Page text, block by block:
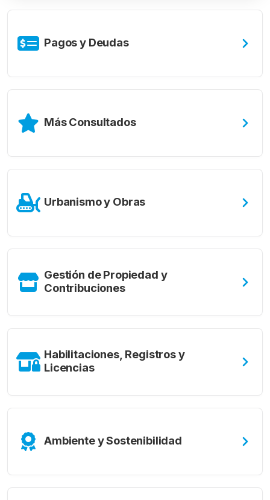
Pagos y Deudas
Más Consultados
Urbanismo y Obras
Gestión de Propiedad y
Contribuciones
Habilitaciones, Registros y
Licencias
Ambiente y Sostenibilidad